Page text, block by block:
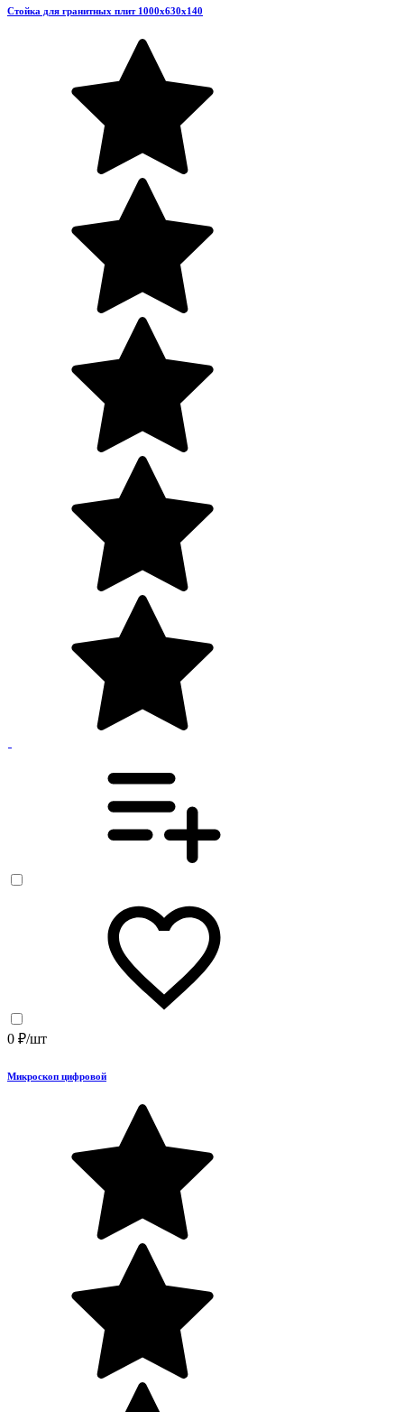
Стойка для гранитных плит 1000x630x140
0 ₽/шт
Микроскоп цифровой